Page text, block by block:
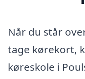
Når du står
tage kørekort,
køreskole i